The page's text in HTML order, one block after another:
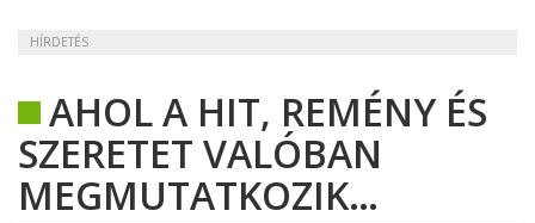
HÍRDETÉS
AHOL A HIT, REMÉNY ÉS
SZERETET VALÓBAN
MEGMUTATKOZIK…